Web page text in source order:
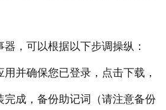
，可以根据以下步调操纵：
并确保您已登录，点击下载，
完成，备份助记词（请注意备份